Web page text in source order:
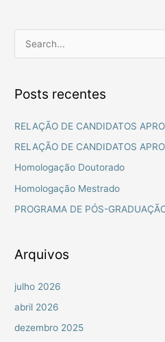
q
u
r
p
r
Posts recentes
RELAÇÃO DE CANDIDATOS
RELAÇÃO DE CANDIDATOS
Homologação Doutorado
Homologação Mestrado
PROGRAMA DE PÓS-
Arquivos
julho 2026
abril 2026
dezembro 2025